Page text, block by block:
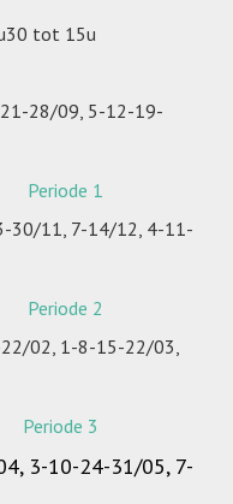
tot 15u
28/09, 5-12-19-
Periode 1
30/11, 7-14/12, 4-11-
Periode 2
02, 1-8-15-22/03,
Periode 3
3-10-24-31/05, 7-